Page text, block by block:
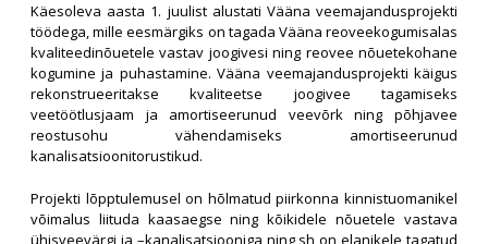
Käesoleva aasta 1. juulist alustati Vääna veemajandusprojekti
töödega, mille eesmärgiks on tagada Vääna reoveekogumisalas
kvaliteedinõuetele vastav joogivesi ning reovee nõuetekohane
kogumine ja puhastamine. Vääna veemajandusprojekti käigus
rekonstrueeritakse kvaliteetse joogivee tagamiseks
veetöötlusjaam ja amortiseerunud veevõrk ning põhjavee
reostusohu vähendamiseks amortiseerunud
kanalisatsioonitorustikud.
Projekti lõpptulemusel on hõlmatud piirkonna kinnistuomanikel
võimalus liituda kaasaegse ning kõikidele nõuetele vastava
ühisveevärgi ja –kanalisatsiooniga ning sh on elanikele tagatud